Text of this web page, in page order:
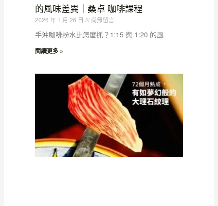
的風味差異｜桑卓 咖啡課程
2026 年 1 月 26 日 尚無留言
手沖咖啡粉水比怎麼抓？1:15 與 1:20 的風
閱讀更多 »